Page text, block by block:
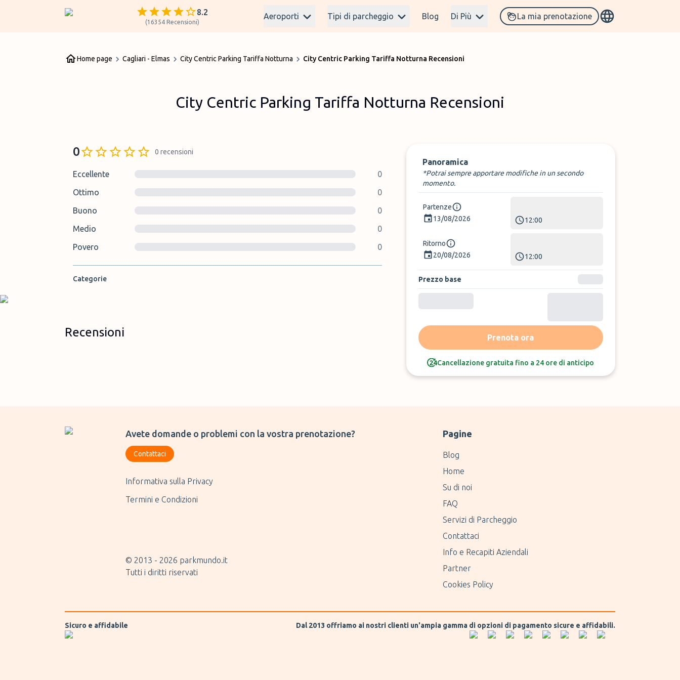
8.2
(16354 Recensioni)
Aeroporti Tipi di parcheggio Blog Di Più La mia prenotazione
Home page Cagliari - Elmas City Centric Parking Tariffa Notturna City Centric Parking Tariffa Notturna Recensioni
City Centric Parking Tariffa Notturna Recensioni
0 0 recensioni
Eccellente
0
Ottimo
0
Buono
0
Medio
0
Povero
0
Categorie
Panoramica
*Potrai sempre apportare modifiche in un secondo
momento.
Partenze
13/08/2026
12:00
Ritorno
20/08/2026
12:00
Prezzo base
Prenota ora
Cancellazione gratuita fino a 24 ore di anticipo
Recensioni Ultime recensioni
Avete domande o problemi con la vostra prenotazione?
Contattaci
Informativa sulla Privacy
Termini e Condizioni
© 2013 - 2026 parkmundo.it
Tutti i diritti riservati
Pagine
Blog
Home
Su di noi
FAQ
Servizi di Parcheggio
Contattaci
Info e Recapiti Aziendali
Partner
Cookies Policy
Sicuro e affidabile Dal 2013 offriamo ai nostri clienti un'ampia gamma di opzioni di pagamento sicure e affidabili.